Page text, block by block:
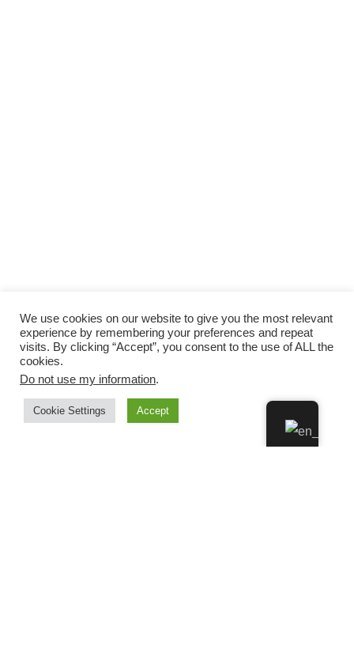
We use cookies on our website to give you the most relevant
experience by remembering your preferences and repeat
visits. By clicking “Accept”, you consent to the use of ALL the
cookies.
Do not use my information.
Cookie Settings Accept